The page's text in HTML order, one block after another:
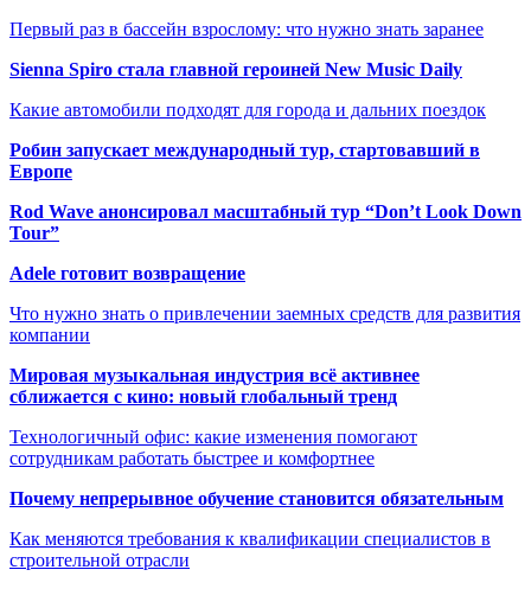
Первый раз в бассейн взрослому: что нужно знать заранее
Sienna Spiro стала главной героиней New Music Daily
Какие автомобили подходят для города и дальних поездок
Робин запускает международный тур, стартовавший в
Европе
Rod Wave анонсировал масштабный тур “Don’t Look Down
Tour”
Adele готовит возвращение
Что нужно знать о привлечении заемных средств для развития
компании
Мировая музыкальная индустрия всё активнее
сближается с кино: новый глобальный тренд
Технологичный офис: какие изменения помогают
сотрудникам работать быстрее и комфортнее
Почему непрерывное обучение становится обязательным
Как меняются требования к квалификации специалистов в
строительной отрасли